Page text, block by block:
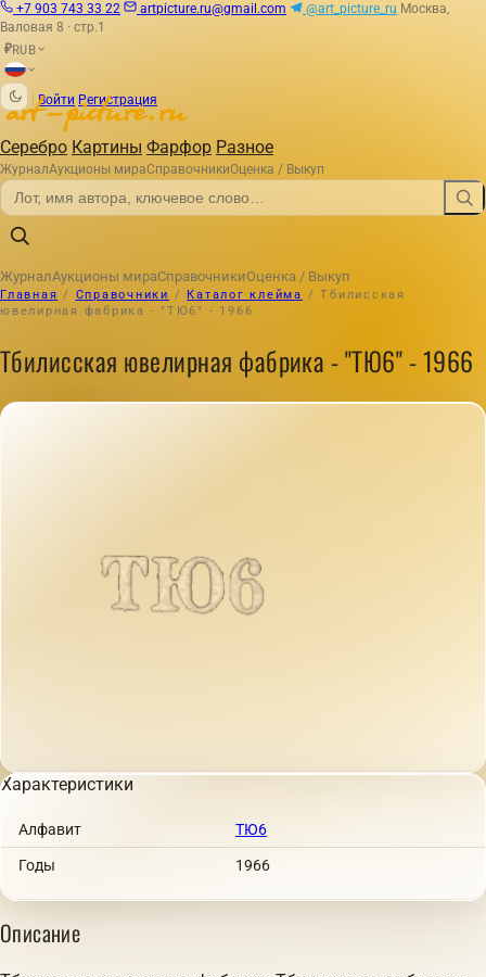
+7 903 743 33 22 artpicture.ru@gmail.com @art_picture_ru Москва,
Валовая 8 · стр.1
₽RUB
Войти Регистрация
Серебро Картины Фарфор Разное
ЖурналАукционы мираСправочникиОценка / Выкуп
ЖурналАукционы мираСправочникиОценка / Выкуп
Главная / Справочники / Каталог клейма / Тбилисская
ювелирная фабрика - "ТЮ6" - 1966
Тбилисская ювелирная фабрика - "ТЮ6" - 1966
Характеристики
Алфавит ТЮ6
Годы 1966
Описание